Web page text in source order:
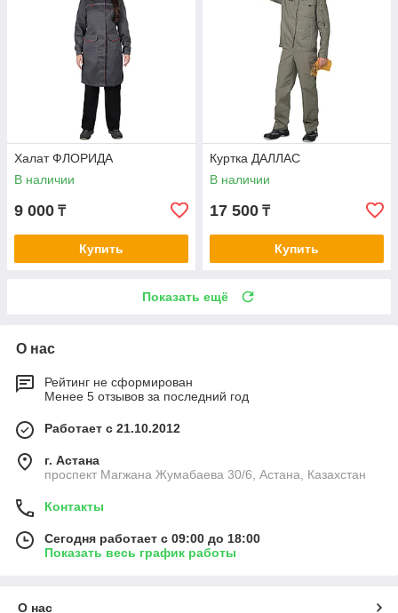
Халат ФЛОРИДА
В наличии
9 000 ₸
Купить
Куртка ДАЛЛАС
В наличии
17 500 ₸
Купить
Показать ещё
О нас
Рейтинг не сформирован
Менее 5 отзывов за последний год
Работает с 21.10.2012
г. Астана
проспект Магжана Жумабаева 30/6, Астана, Казахстан
Контакты
Сегодня работает с 09:00 до 18:00
Показать весь график работы
О нас